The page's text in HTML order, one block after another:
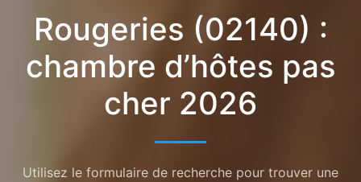
Rougeries (02140) :
chambre d’hôtes pas
cher 2026
Utilisez le formulaire de recherche pour trouver une